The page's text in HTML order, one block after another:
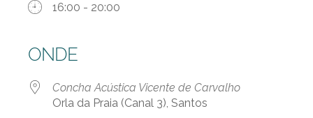
16:00 - 20:00
ONDE
Concha Acústica Vicente de Carvalho
Orla da Praia (Canal 3), Santos